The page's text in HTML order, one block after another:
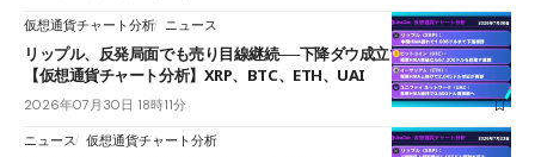
仮想通貨チャート分析 ニュース
リップル、反発局面でも売り目線継続──下降ダウ成立で下値追う展開
【仮想通貨チャート分析】XRP、BTC、ETH、UAI
2026年07月30日 18時11分
ニュース 仮想通貨チャート分析